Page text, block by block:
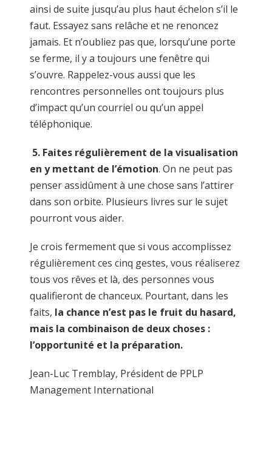
ainsi de suite jusqu’au plus haut échelon s’il le
faut. Essayez sans relâche et ne renoncez
jamais. Et n’oubliez pas que, lorsqu’une porte
se ferme, il y a toujours une fenêtre qui
s’ouvre. Rappelez-vous aussi que les
rencontres personnelles ont toujours plus
d’impact qu’un courriel ou qu’un appel
téléphonique.
5. Faites régulièrement de la visualisation
en y mettant de l’émotion. On ne peut pas
penser assidûment à une chose sans l’attirer
dans son orbite. Plusieurs livres sur le sujet
pourront vous aider.
Je crois fermement que si vous accomplissez
régulièrement ces cinq gestes, vous réaliserez
tous vos rêves et là, des personnes vous
qualifieront de chanceux. Pourtant, dans les
faits, la chance n’est pas le fruit du hasard,
mais la combinaison de deux choses :
l’opportunité et la préparation.
Jean-Luc Tremblay, Président de PPLP
Management International